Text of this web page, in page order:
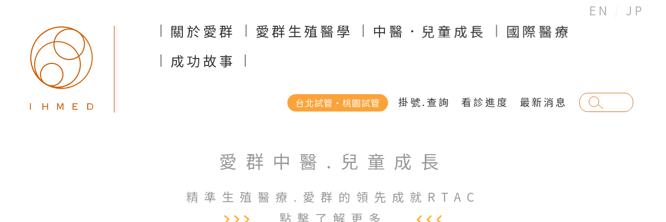
EN JP
關於愛群 愛群生殖醫學 中醫．兒童成長 國際醫療
成功故事
台北試管‧桃園試管 掛號.查詢 看診進度 最新消息
愛群中醫.兒童成長
精準生殖醫療.愛群的領先成就RTAC
點擊了解更多